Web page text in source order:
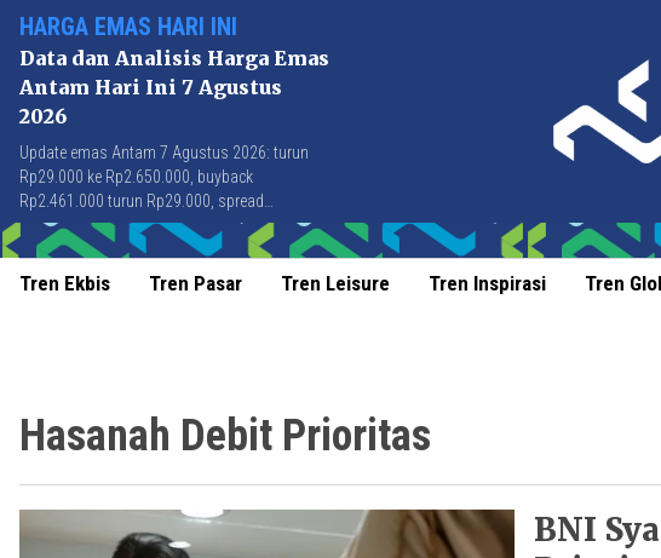
HARGA EMAS HARI INI
Data dan Analisis Harga Emas
Antam Hari Ini 7 Agustus
2026
Update emas Antam 7 Agustus 2026: turun
Rp29.000 ke Rp2.650.000, buyback
Rp2.461.000 turun Rp29.000, spread
Rp189.000 stabil di level terbaik sejak April
2026.
Tren Ekbis Tren Pasar Tren Leisure Tren Inspirasi Tren
Hasanah Debit Prioritas
BNI